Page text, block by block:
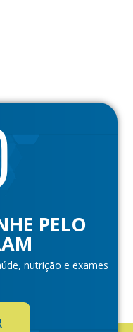
PELO
nutrição e exames